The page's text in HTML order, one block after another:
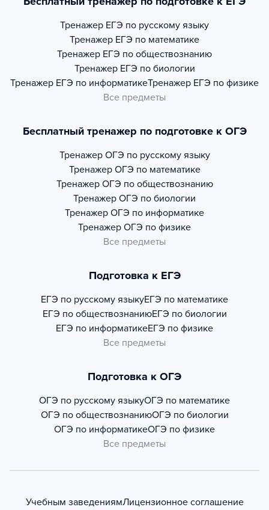
Тренажер ЕГЭ по русскому языку
Тренажер ЕГЭ по математике
Тренажер ЕГЭ по обществознанию
Тренажер ЕГЭ по биологии
Тренажер ЕГЭ по информатикеТренажер ЕГЭ по физике
Все предметы
Бесплатный тренажер по подготовке к ОГЭ
Тренажер ОГЭ по русскому языку
Тренажер ОГЭ по математике
Тренажер ОГЭ по обществознанию
Тренажер ОГЭ по биологии
Тренажер ОГЭ по информатике
Тренажер ОГЭ по физике
Все предметы
Подготовка к ЕГЭ
ЕГЭ по русскому языкуЕГЭ по математике
ЕГЭ по обществознаниюЕГЭ по биологии
ЕГЭ по информатикеЕГЭ по физике
Все предметы
Подготовка к ОГЭ
ОГЭ по русскому языкуОГЭ по математике
ОГЭ по обществознаниюОГЭ по биологии
ОГЭ по информатикеОГЭ по физике
Все предметы
Учебным заведениямЛицензионное соглашение